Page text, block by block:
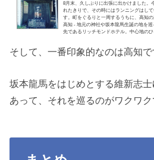
8月末、久しぶりに出張に出かけました。
れたきりで、その時にはランニングはし
す。町をぐるりと一周するうちに、高知
高知 - 地元の神社や坂本龍馬生誕の地を
先であるリッチモンドホテル。中心地の
考える。お、坂本龍馬生誕の地がある！こ
そして、一番印象的なのは高知で
坂本龍馬をはじめとする維新志
あって、それを巡るのがワクワク